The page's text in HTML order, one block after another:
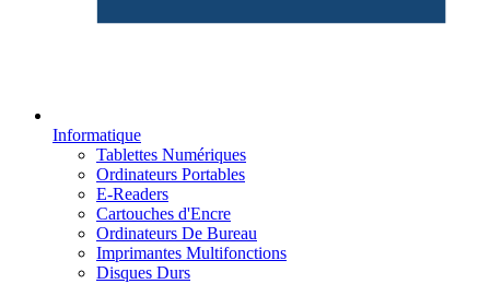
Informatique
Tablettes Numériques
Ordinateurs Portables
E-Readers
Cartouches d'Encre
Ordinateurs De Bureau
Imprimantes Multifonctions
Disques Durs